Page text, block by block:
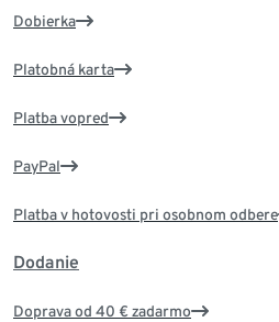
Dobierka
Platobná karta
Platba vopred
PayPal
Platba v hotovosti pri osobnom odbere
Dodanie
Doprava od 40 € zadarmo